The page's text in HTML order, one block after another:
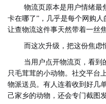
物流页原本是用户情绪
卡在哪了”，几乎是每个网购人
让查物流这件事天然带着一丝焦
而这次升级，把这份焦虑
当用户点开物流页，看到
只毛茸茸的小动物。社交平台
物派送员。有人连着收到好几
己家乡的动物，还会专门截图